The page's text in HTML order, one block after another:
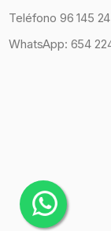
Teléfono 96 145
WhatsApp: 654